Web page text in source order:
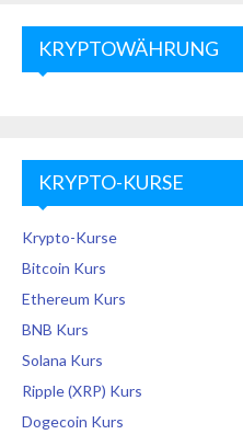
KRYPTOWÄHRUNG
KRYPTO-KURSE
Krypto-Kurse
Bitcoin Kurs
Ethereum Kurs
BNB Kurs
Solana Kurs
Ripple (XRP) Kurs
Dogecoin Kurs